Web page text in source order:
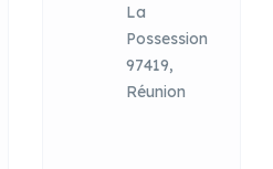
La
Possession
97419,
Réunion